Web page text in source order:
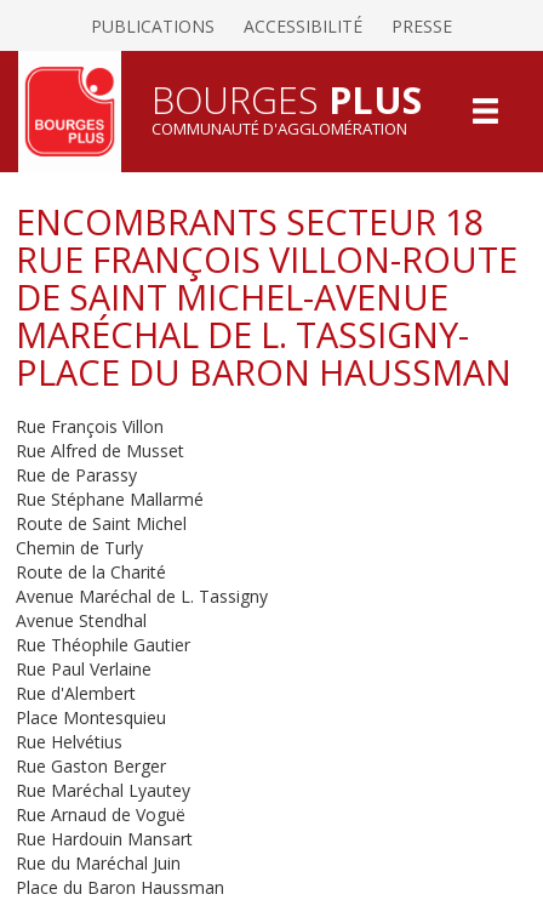
PUBLICATIONS ACCESSIBILITÉ PRESSE
BOURGES PLUS
COMMUNAUTÉ D'AGGLOMÉRATION
ENCOMBRANTS SECTEUR 18
RUE FRANÇOIS VILLON-ROUTE
DE SAINT MICHEL-AVENUE
MARÉCHAL DE L. TASSIGNY-
PLACE DU BARON HAUSSMAN
Rue François Villon
Rue Alfred de Musset
Rue de Parassy
Rue Stéphane Mallarmé
Route de Saint Michel
Chemin de Turly
Route de la Charité
Avenue Maréchal de L. Tassigny
Avenue Stendhal
Rue Théophile Gautier
Rue Paul Verlaine
Rue d'Alembert
Place Montesquieu
Rue Helvétius
Rue Gaston Berger
Rue Maréchal Lyautey
Rue Arnaud de Voguë
Rue Hardouin Mansart
Rue du Maréchal Juin
Place du Baron Haussman